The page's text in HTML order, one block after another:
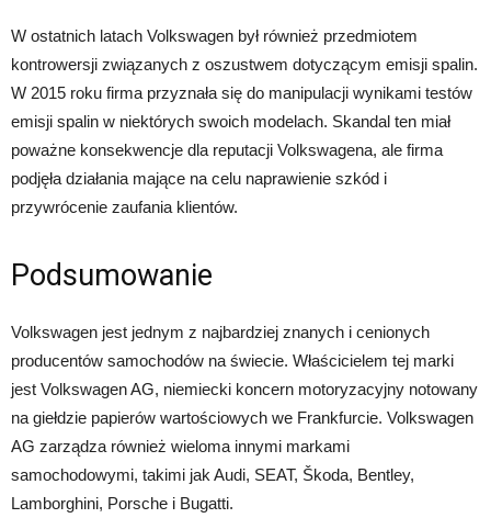
W ostatnich latach Volkswagen był również przedmiotem
kontrowersji związanych z oszustwem dotyczącym emisji spalin.
W 2015 roku firma przyznała się do manipulacji wynikami testów
emisji spalin w niektórych swoich modelach. Skandal ten miał
poważne konsekwencje dla reputacji Volkswagena, ale firma
podjęła działania mające na celu naprawienie szkód i
przywrócenie zaufania klientów.
Podsumowanie
Volkswagen jest jednym z najbardziej znanych i cenionych
producentów samochodów na świecie. Właścicielem tej marki
jest Volkswagen AG, niemiecki koncern motoryzacyjny notowany
na giełdzie papierów wartościowych we Frankfurcie. Volkswagen
AG zarządza również wieloma innymi markami
samochodowymi, takimi jak Audi, SEAT, Škoda, Bentley,
Lamborghini, Porsche i Bugatti.